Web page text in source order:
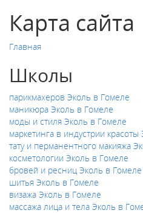
Карта сайта
Главная
Школы
парикмахеров Эколь в Гомеле
маникюра Эколь в Гомеле
моды и стиля Эколь в Гомеле
маркетинга в индустрии
тату и перманентного макияжа
косметологии Эколь в Гомеле
бровей и ресниц Эколь в Гомеле
шитья Эколь в Гомеле
визажа Эколь в Гомеле
массажа лица и тела Эколь в